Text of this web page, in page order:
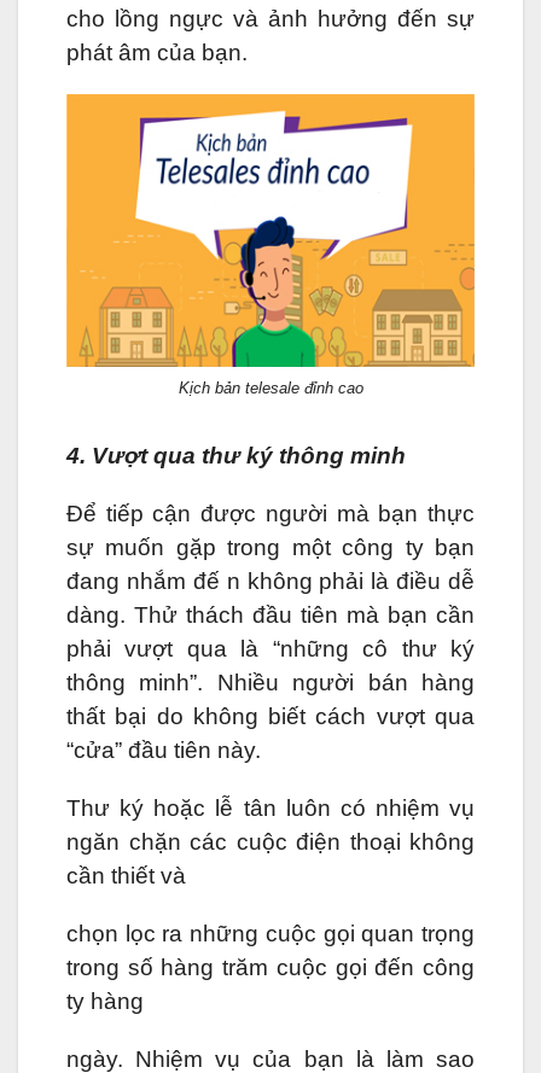
cho lồng ngực và ảnh hưởng đến sự
phát âm của bạn.
Kịch bản telesale đỉnh cao
4. Vượt qua thư ký thông minh
Để tiếp cận được người mà bạn thực
sự muốn gặp trong một công ty bạn
đang nhắm đế n không phải là điều dễ
dàng. Thử thách đầu tiên mà bạn cần
phải vượt qua là “những cô thư ký
thông minh”. Nhiều người bán hàng
thất bại do không biết cách vượt qua
“cửa” đầu tiên này.
Thư ký hoặc lễ tân luôn có nhiệm vụ
ngăn chặn các cuộc điện thoại không
cần thiết và
chọn lọc ra những cuộc gọi quan trọng
trong số hàng trăm cuộc gọi đến công
ty hàng
ngày. Nhiệm vụ của bạn là làm sao